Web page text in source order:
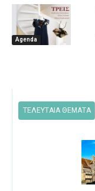
Agenda
ΤΕΛΕΥΤΑΙΑ ΘΕΜΑΤΑ